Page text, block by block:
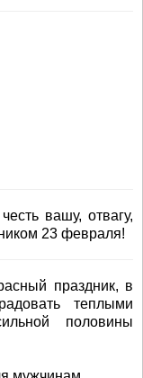
вашу, отвагу,
23 февраля!
праздник, в
теплыми
половины